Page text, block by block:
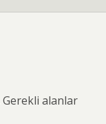
Gerekli alanlar